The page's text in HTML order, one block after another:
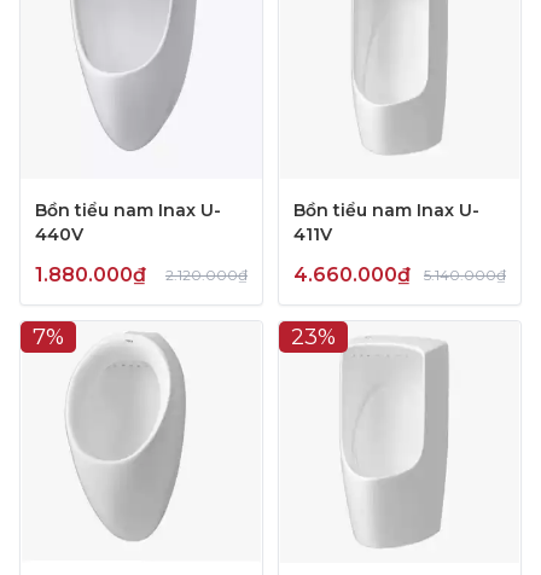
Bồn tiểu nam Inax U-
440V
1.880.000₫ 2.120.000₫
Bồn tiểu nam Inax U-
411V
4.660.000₫ 5.140.000₫
7% 23%